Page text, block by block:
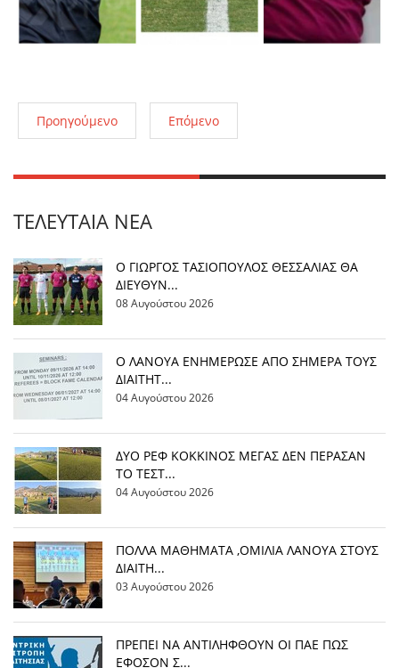
Προηγούμενο Επόμενο
ΤΕΛΕΥΤΑΊΑ ΝΈΑ
Ο ΓΙΩΡΓΟΣ ΤΑΣΙΟΠΟΥΛΟΣ ΘΕΣΣΑΛΙΑΣ ΘΑ
ΔΙΕΥΘΥΝ...
08 Αυγούστου 2026
Ο ΛΑΝΟΥΑ ΕΝΗΜΕΡΩΣΕ ΑΠΟ ΣΗΜΕΡΑ ΤΟΥΣ
ΔΙΑΙΤΗΤ...
04 Αυγούστου 2026
ΔΥΟ ΡΕΦ ΚΟΚΚΙΝΟΣ ΜΕΓΑΣ ΔΕΝ ΠΕΡΑΣΑΝ
ΤΟ ΤΕΣΤ...
04 Αυγούστου 2026
ΠΟΛΛΑ ΜΑΘΗΜΑΤΑ ,ΟΜΙΛΙΑ ΛΑΝΟΥΑ ΣΤΟΥΣ
ΔΙΑΙΤΗ...
03 Αυγούστου 2026
ΠΡΕΠΕΙ ΝΑ ΑΝΤΙΛΗΦΘΟΥΝ ΟΙ ΠΑΕ ΠΩΣ
ΕΦΟΣΟΝ Σ...